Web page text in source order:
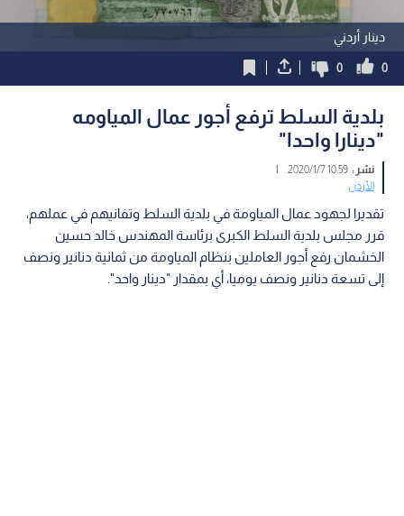
دينار أردني
0
0
بلدية السلط ترفع أجور عمال المياومه
"دينارا واحدا"
نشر :10:59 2020/1/7
|
الأردن
تقديرا لجهود عمال المياومة في بلدية السلط وتفانيهم في عملهم،
قرر مجلس بلدية السلط الكبرى برئاسة المهندس خالد حسين
الخشمان رفع أجور العاملين بنظام المياومة من ثمانية دنانير ونصف
إلى تسعة دنانير ونصف يوميا، أي بمقدار "دينار واحد".